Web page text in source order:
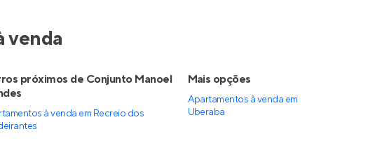
venda
próximos de Conjunto Manoel
à venda em Recreio dos
Mais opções
Apartamentos à venda em
Uberaba